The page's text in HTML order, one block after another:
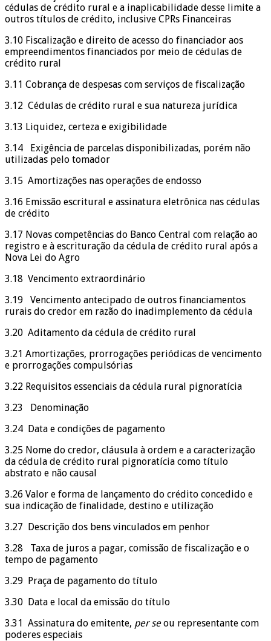
cédulas de crédito rural e a inaplicabilidade desse limite a
outros títulos de crédito, inclusive CPRs Financeiras
3.10 Fiscalização e direito de acesso do financiador aos
empreendimentos financiados por meio de cédulas de
crédito rural
3.11 Cobrança de despesas com serviços de fiscalização
3.12 Cédulas de crédito rural e sua natureza jurídica
3.13 Liquidez, certeza e exigibilidade
3.14 Exigência de parcelas disponibilizadas, porém não
utilizadas pelo tomador
3.15 Amortizações nas operações de endosso
3.16 Emissão escritural e assinatura eletrônica nas cédulas
de crédito
3.17 Novas competências do Banco Central com relação ao
registro e à escrituração da cédula de crédito rural após a
Nova Lei do Agro
3.18 Vencimento extraordinário
3.19 Vencimento antecipado de outros financiamentos
rurais do credor em razão do inadimplemento da cédula
3.20 Aditamento da cédula de crédito rural
3.21 Amortizações, prorrogações periódicas de vencimento
e prorrogações compulsórias
3.22 Requisitos essenciais da cédula rural pignoratícia
3.23 Denominação
3.24 Data e condições de pagamento
3.25 Nome do credor, cláusula à ordem e a caracterização
da cédula de crédito rural pignoratícia como título
abstrato e não causal
3.26 Valor e forma de lançamento do crédito concedido e
sua indicação de finalidade, destino e utilização
3.27 Descrição dos bens vinculados em penhor
3.28 Taxa de juros a pagar, comissão de fiscalização e o
tempo de pagamento
3.29 Praça de pagamento do título
3.30 Data e local da emissão do título
3.31 Assinatura do emitente, per seou representante com
poderes especiais